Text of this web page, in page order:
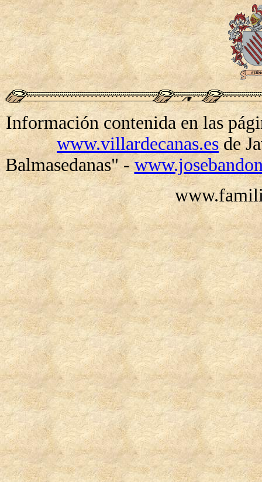
Información contenida en las
www.villardecanas.esde
Balmasedanas" -